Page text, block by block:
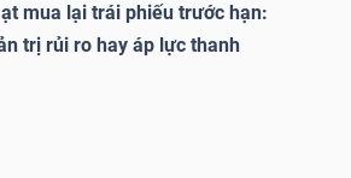
mua lại trái phiếu trước hạn:
trị rủi ro hay áp lực thanh